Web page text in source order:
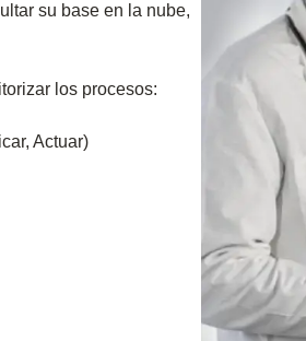
su base en la nube,
los procesos:
Actuar)